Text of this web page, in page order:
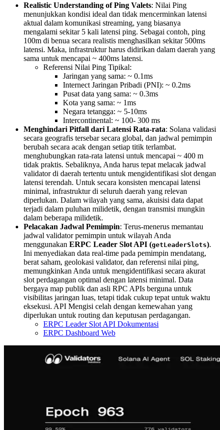
Realistic Understanding of Ping Valets: Nilai Ping
menunjukkan kondisi ideal dan tidak mencerminkan latensi
aktual dalam komunikasi streaming, yang biasanya
mengalami sekitar 5 kali latensi ping. Sebagai contoh, ping
100m di benua secara realistis menghasilkan sekitar 500ms
latensi. Maka, infrastruktur harus didirikan dalam daerah yang
sama untuk mencapai ~ 400ms latensi.
Referensi Nilai Ping Tipikal:
Jaringan yang sama: ~ 0.1ms
Internect Jaringan Pribadi (PNI): ~ 0.2ms
Pusat data yang sama: ~ 0.3ms
Kota yang sama: ~ 1ms
Negara tetangga: ~ 5-10ms
Intercontinental: ~ 100- 300 ms
Menghindari Pitfall dari Latensi Rata-rata: Solana validasi
secara geografis tersebar secara global, dan jadwal pemimpin
berubah secara acak dengan setiap titik terlambat.
menghubungkan rata-rata latensi untuk mencapai ~ 400 m
tidak praktis. Sebaliknya, Anda harus tepat melacak jadwal
validator di daerah tertentu untuk mengidentifikasi slot dengan
latensi terendah. Untuk secara konsisten mencapai latensi
minimal, infrastruktur di seluruh daerah yang relevan
diperlukan. Dalam wilayah yang sama, akuisisi data dapat
terjadi dalam puluhan milidetik, dengan transmisi mungkin
dalam beberapa milidetik.
Pelacakan Jadwal Pemimpin: Terus-menerus memantau
jadwal validator pemimpin untuk wilayah Anda
menggunakan ERPC Leader Slot API (getLeaderSlots).
Ini menyediakan data real-time pada pemimpin mendatang,
berat saham, geolokasi validator, dan referensi nilai ping,
memungkinkan Anda untuk mengidentifikasi secara akurat
slot perdagangan optimal dengan latensi minimal. Data
bergaya map publik dan asli RPC APIs berguna untuk
visibilitas jaringan luas, tetapi tidak cukup tepat untuk waktu
eksekusi. API Mengisi celah dengan kemewahan yang
diperlukan untuk routing dan keputusan perdagangan.
ERPC Leader Slot API Dokumentasi
ERPC Dashboard Web